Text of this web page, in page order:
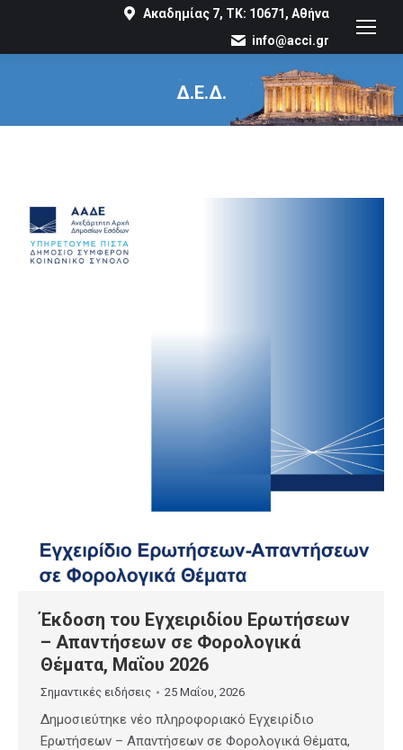
Ακαδημίας 7, ΤΚ: 10671, Αθήνα
info@acci.gr
Δ.Ε.Δ.
You are here:
Έκδοση του Εγχειριδίου Ερωτήσεων
– Απαντήσεων σε Φορολογικά
Θέματα, Μαΐου 2026
Σημαντικές ειδήσεις 25 Μαΐου, 2026
Δημοσιεύτηκε νέο πληροφοριακό Εγχειρίδιο
Ερωτήσεων – Απαντήσεων σε Φορολογικά Θέματα,